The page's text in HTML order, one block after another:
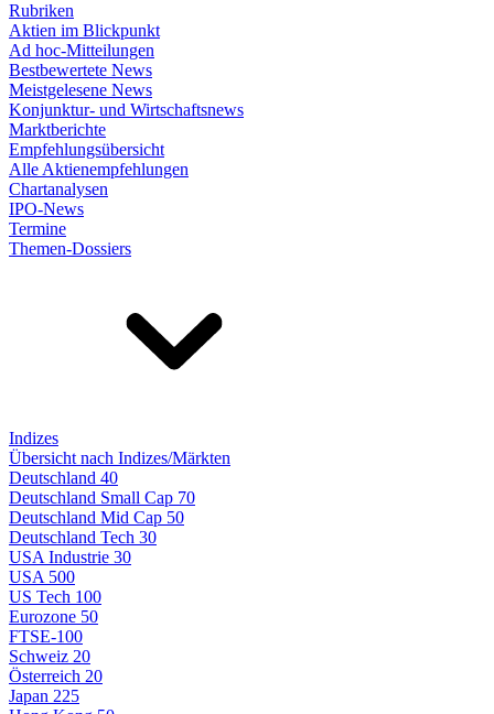
Rubriken
Aktien im Blickpunkt
Ad hoc-Mitteilungen
Bestbewertete News
Meistgelesene News
Konjunktur- und Wirtschaftsnews
Marktberichte
Empfehlungsübersicht
Alle Aktienempfehlungen
Chartanalysen
IPO-News
Termine
Themen-Dossiers
Indizes
Übersicht nach Indizes/Märkten
Deutschland 40
Deutschland Small Cap 70
Deutschland Mid Cap 50
Deutschland Tech 30
USA Industrie 30
USA 500
US Tech 100
Eurozone 50
FTSE-100
Schweiz 20
Österreich 20
Japan 225